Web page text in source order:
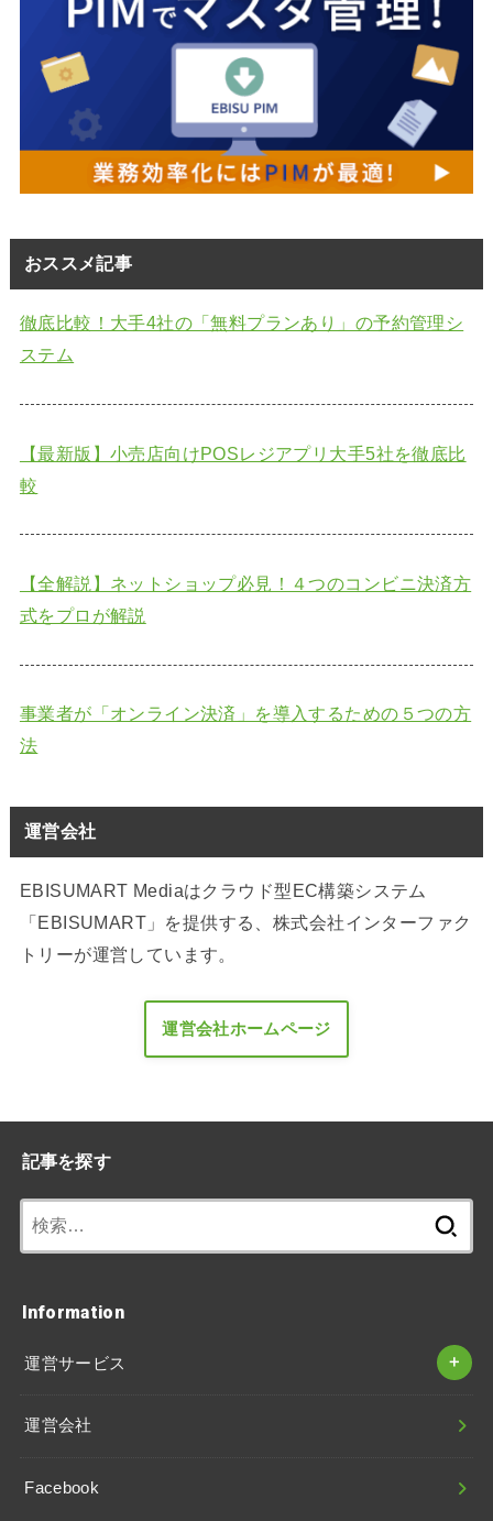
おススメ記事
徹底比較！大手4社の「無料プランあり」の予約管理シ
ステム
【最新版】小売店向けPOSレジアプリ大手5社を徹底比
較
【全解説】ネットショップ必見！４つのコンビニ決済方
式をプロが解説
事業者が「オンライン決済」を導入するための５つの方
法
運営会社
EBISUMART Mediaはクラウド型EC構築システム
「EBISUMART」を提供する、株式会社インターファク
トリーが運営しています。
運営会社ホームページ
記事を探す
Information
運営サービス
運営会社
Facebook